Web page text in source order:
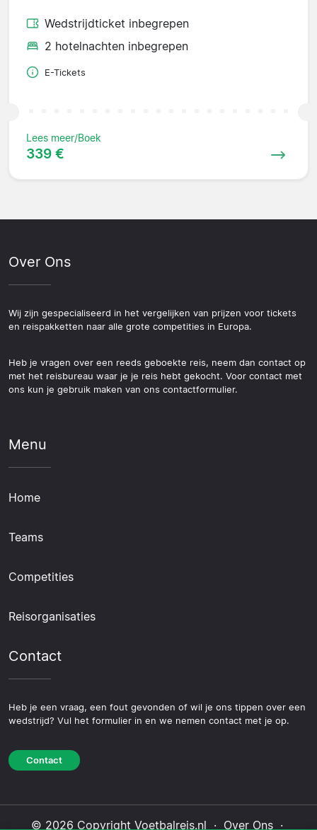
Wedstrijdticket inbegrepen
2 hotelnachten inbegrepen
E-Tickets
Lees meer/Boek
339 €
Over Ons
Wij zijn gespecialiseerd in het vergelijken van prijzen voor tickets
en reispakketten naar alle grote competities in Europa.
Heb je vragen over een reeds geboekte reis, neem dan contact op
met het reisbureau waar je je reis hebt gekocht. Voor contact met
ons kun je gebruik maken van ons contactformulier.
Menu
Home
Teams
Competities
Reisorganisaties
Contact
Heb je een vraag, een fout gevonden of wil je ons tippen over een
wedstrijd? Vul het formulier in en we nemen contact met je op.
Contact
© 2026 Copyright Voetbalreis.nl · Over Ons·